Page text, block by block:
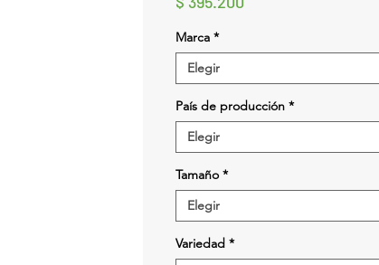
Marca *
Elegir
País de producción *
Elegir
Tamaño *
Elegir
Variedad *